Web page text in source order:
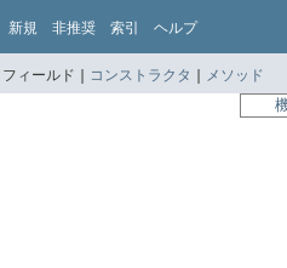
新規 非推奨 索引 ヘルプ
フィールド | コンストラクタ | メソッド